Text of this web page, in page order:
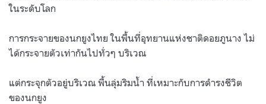
ในระดับโลก
การกระจายของนกยูงไทย ในพื้นที่อุทยานแห่งชาติดอยภูนาง ไม่
ได้กระจายตัวเท่ากันไปทั่วๆ บริเวณ
แต่กระจุกตัวอยู่บริเวณ พื้นลุ่มริมน้ำ ที่เหมาะกับการดำรงชีวิต
ของนกยูง